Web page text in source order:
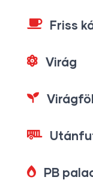
Friss
Virág
PB